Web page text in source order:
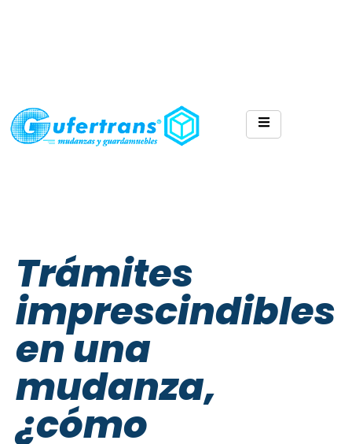
Trámites
imprescindibles
en una
mudanza,
¿cómo